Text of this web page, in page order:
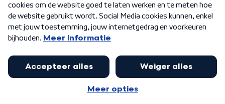
Algemene voorwaarden